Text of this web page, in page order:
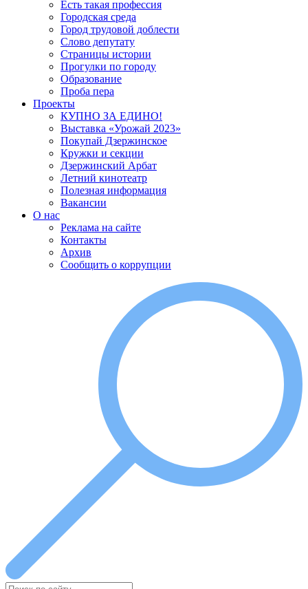
Есть такая профессия
Городская среда
Город трудовой доблести
Слово депутату
Страницы истории
Прогулки по городу
Образование
Проба пера
Проекты
КУПНО ЗА ЕДИНО!
Выставка «Урожай 2023»
Покупай Дзержинское
Кружки и секции
Дзержинский Арбат
Летний кинотеатр
Полезная информация
Вакансии
О нас
Реклама на сайте
Контакты
Архив
Сообщить о коррупции